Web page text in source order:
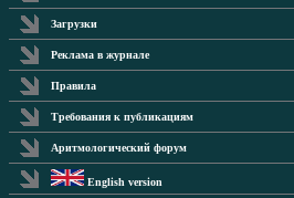
Загрузки
Реклама в журнале
Правила
Требования к публикациям
Аритмологический форум
English version